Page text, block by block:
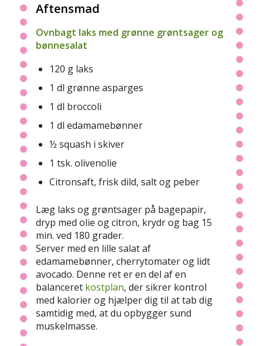
Aftensmad
Ovnbagt laks med grønne grøntsager og
bønnesalat
120 g laks
1 dl grønne asparges
1 dl broccoli
1 dl edamamebønner
½ squash i skiver
1 tsk. olivenolie
Citronsaft, frisk dild, salt og peber
Læg laks og grøntsager på bagepapir,
dryp med olie og citron, krydr og bag 15
min. ved 180 grader.
Server med en lille salat af
edamamebønner, cherrytomater og lidt
avocado. Denne ret er en del af en
balanceret kostplan, der sikrer kontrol
med kalorier og hjælper dig til at tab dig
samtidig med, at du opbygger sund
muskelmasse.